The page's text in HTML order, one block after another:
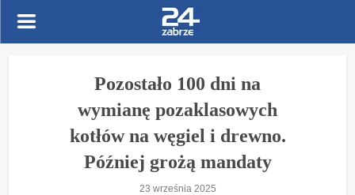
Pozostało 100 dni na
wymianę pozaklasowych
kotłów na węgiel i drewno.
Później grożą mandaty
23 września 2025